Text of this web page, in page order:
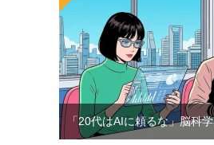
「20代はAIに頼るな」脳科